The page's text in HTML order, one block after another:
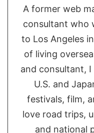
A former web
consultant who
to Los Angeles
of living
and consultant,
U.S. and
festivals, film,
love road trips,
and national